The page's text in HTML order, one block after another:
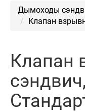
Дымоходы
Клапан
Клапан